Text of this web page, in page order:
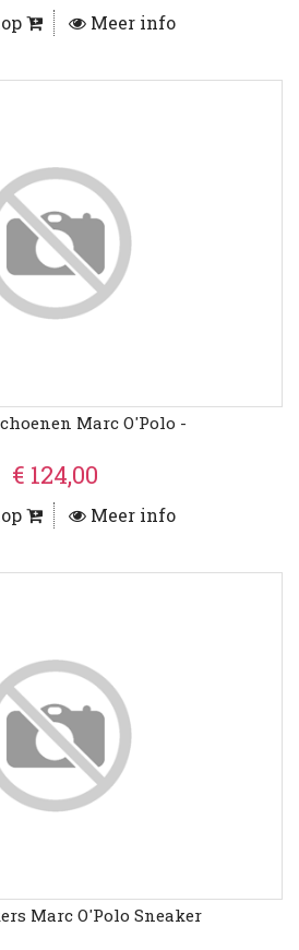
Meer info
Marc O'Polo -
€ 124,00
Meer info
Marc O'Polo Sneaker